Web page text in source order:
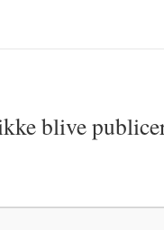
blive